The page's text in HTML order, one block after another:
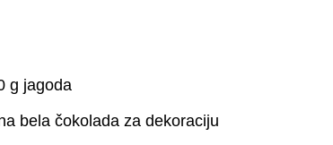
g jagoda
bela čokolada za dekoraciju